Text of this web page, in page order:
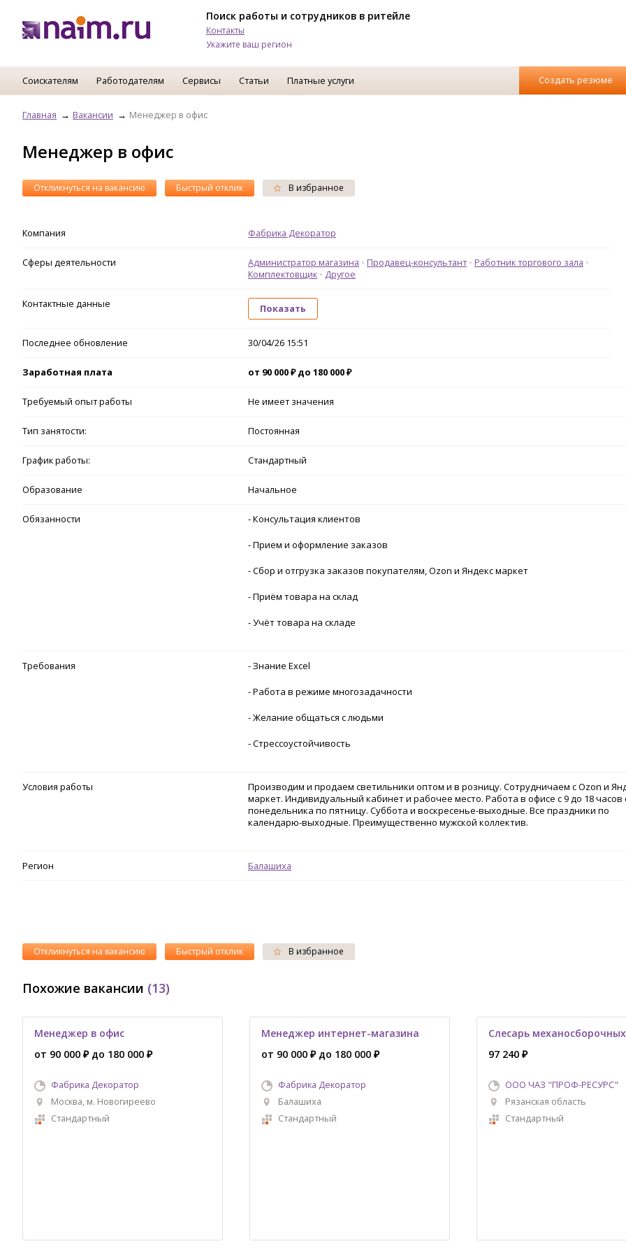
Поиск работы и сотрудников в ритейле
Контакты
Укажите ваш регион
Соискателям Работодателям Сервисы Статьи Платные услуги Создать резюме
Главная Вакансии Менеджер в офис
Менеджер в офис
Откликнуться на вакансию Быстрый отклик В избранное
Компания Фабрика Декоратор
Сферы деятельности Администратор магазина Продавец-консультант
Работник торгового зала
Комплектовщик
Другое
Контактные данные Показать
Последнее обновление 30/04/26 15:51
Заработная плата от 90 000 ₽ до 180 000 ₽
Требуемый опыт работы Не имеет значения
Тип занятости: Постоянная
График работы: Стандартный
Образование Начальное
Обязанности - Консультация клиентов
- Прием и оформление заказов
- Сбор и отгрузка заказов покупателям, Ozon и Яндекс маркет
- Приём товара на склад
- Учёт товара на складе
Требования - Знание Excel
- Работа в режиме многозадачности
- Желание общаться с людьми
- Стрессоустойчивость
Условия работы
Производим и продаем светильники оптом и в розницу. Сотрудничаем с Ozon и
маркет. Индивидуальный кабинет и рабочее место. Работа в офисе с 9 до 18 часов
понедельника по пятницу. Суббота и воскресенье-выходные. Все праздники по
календарю-выходные. Преимущественно мужской коллектив.
Регион Балашиха
Откликнуться на вакансию Быстрый отклик В избранное
Похожие вакансии (13)
Менеджер в офис
от 90 000 ₽ до 180 000 ₽
Фабрика Декоратор
Москва, м. Новогиреево
Стандартный
Менеджер интернет-магазина
от 90 000 ₽ до 180 000 ₽
Фабрика Декоратор
Балашиха
Стандартный
Слесарь
97 240 ₽
ООО ЧАЗ "ПРОФ-РЕСУРС"
Рязанская область
Стандартный